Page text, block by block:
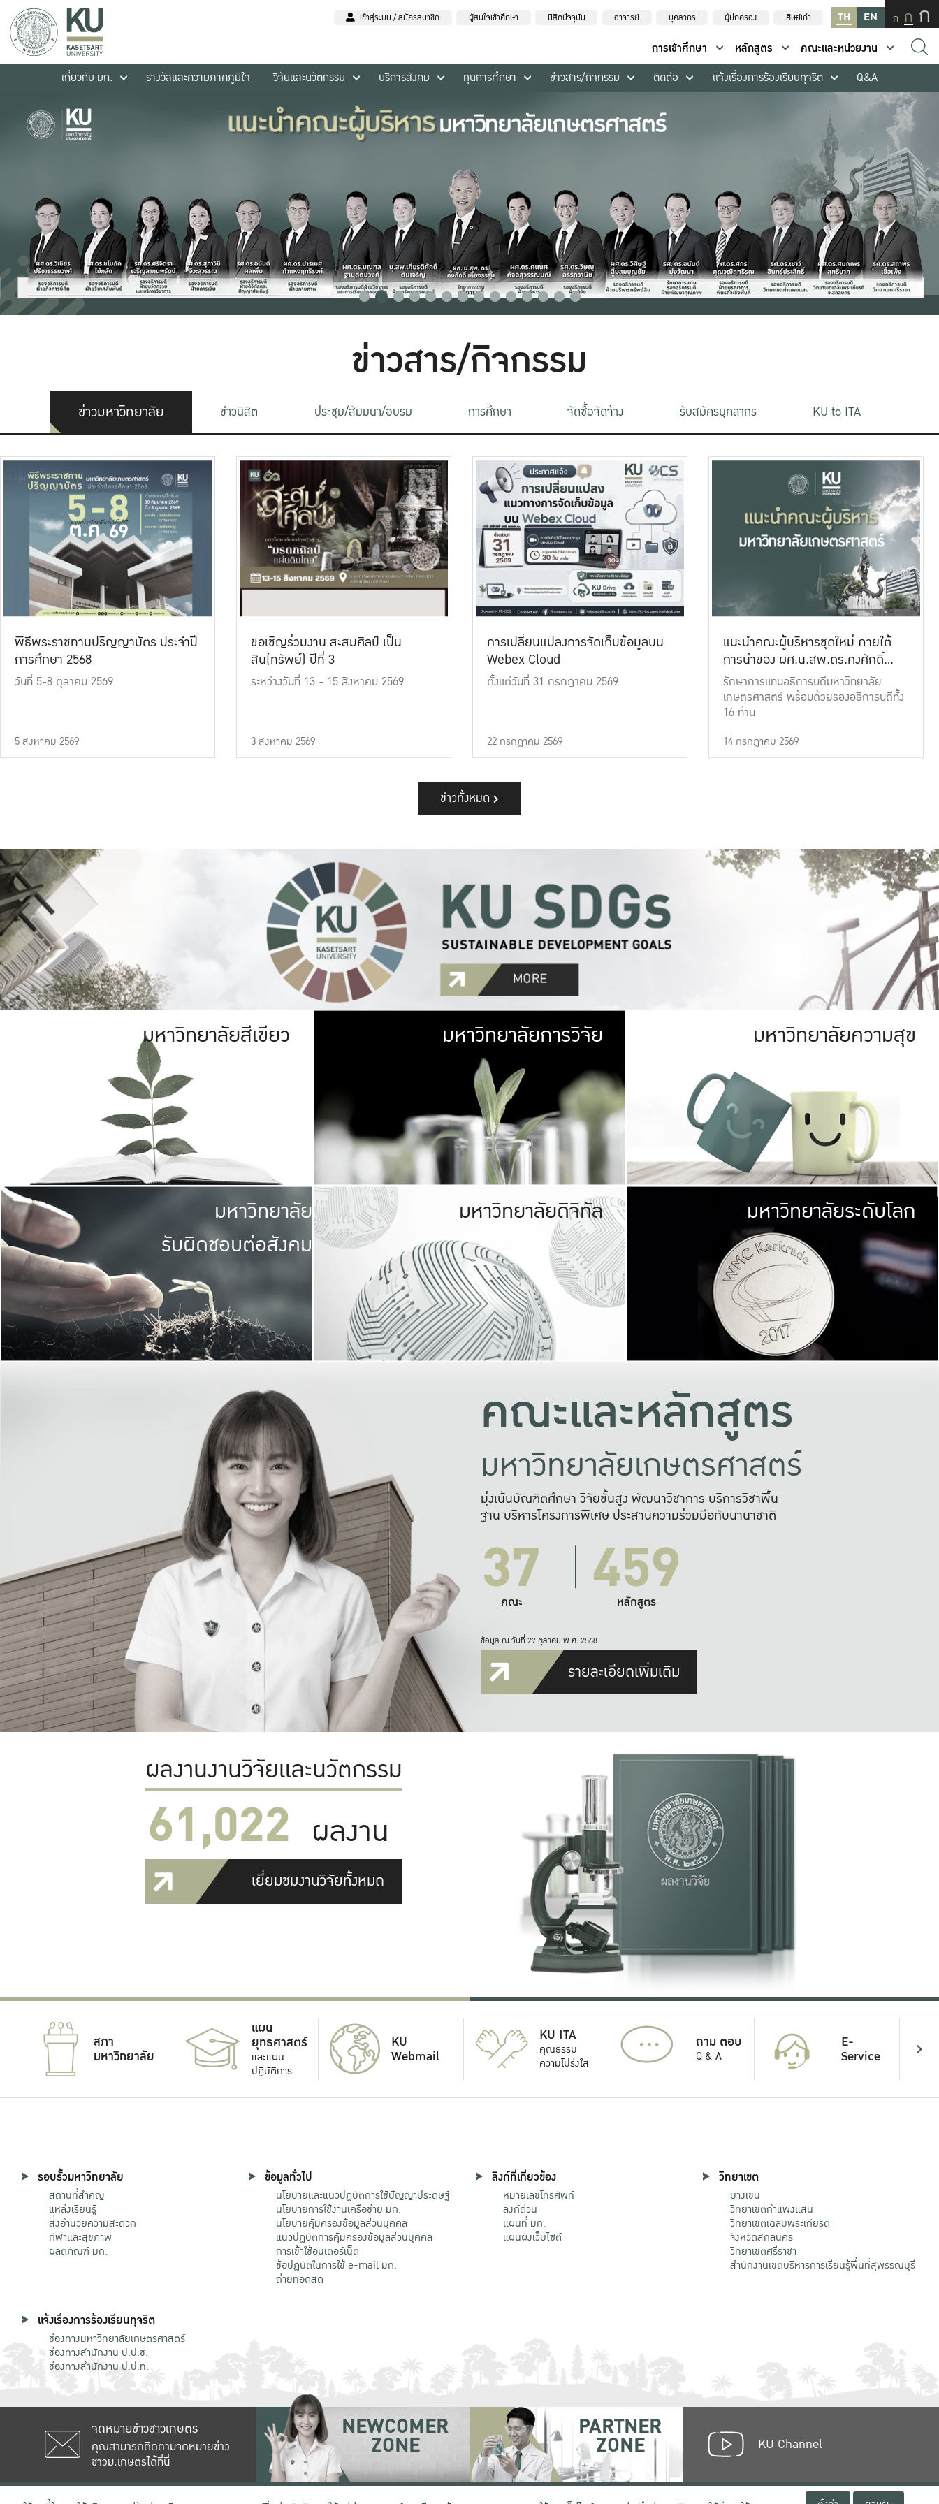
เข้าสู่ระบบ / สมัครสมาชิก ผู้สนใจเข้าศึกษา นิสิตปัจจุบัน อาจารย์ บุคลากร ผู้ปกครอง ศิษย์เก่า TH EN ก ก ก
การเข้าศึกษา หลักสูตร
คณะและหน่วยงาน
เกี่ยวกับ มก.
รางวัลและความภาคภูมิใจ วิจัยและนวัตกรรม บริการสังคม ทุนการศึกษา ข่าวสาร/กิจกรรม ติดต่อ แจ้งเรื่องการร้องเรียนทุจริต Q&A
ข่าวสาร/กิจกรรม
ข่าวมหาวิทยาลัย ข่าวนิสิต ประชุม/สัมมนา/อบรม การศึกษา จัดซื้อจัดจ้าง รับสมัครบุคลากร KU to ITA
พิธีพระราชทานปริญญาบัตร ประจำปี
การศึกษา 2568
วันที่ 5-8 ตุลาคม 2569
5 สิงหาคม 2569
ขอเชิญร่วมงาน สะสมศิลป์ เป็น
สิน(ทรัพย์) ปีที่ 3
ระหว่างวันที่ 13 - 15 สิงหาคม 2569
3 สิงหาคม 2569
การเปลี่ยนแปลงการจัดเก็บข้อมูลบน
Webex Cloud
ตั้งแต่วันที่ 31 กรกฎาคม 2569
22 กรกฎาคม 2569
แนะนำคณะผู้บริหารชุดใหม่ ภายใต้
การนำของ ผศ.น.สพ.ดร.คงศักดิ์
เที่ยงธรรม
รักษาการแทนอธิการบดีมหาวิทยาลัย
เกษตรศาสตร์ พร้อมด้วยรองอธิการบดีทั้ง
16 ท่าน
14 กรกฎาคม 2569
ข่าวทั้งหมด
มหาวิทยาลัยสีเขียว มหาวิทยาลัย
เกษตรศาสตร์ มีพื้นที่เขียวสดใส หนาแน่น
เป็นป่าในเมือง (URBAN FOREST)
เกษตรในเมือง (URBAN AGRICULTURE)
ที่นับรวมกันได้ประมาณ 1,400 ไร่
มหาวิทยาลัยการวิจัย มหาวิทยาลัย
ให้กับประชาชน
มหาวิทยาลัยความสุข
มหาวิทยาลัย
รับผิดชอบต่อสังคม
มหาวิทยาลัยรับผิดชอบต่อสังคม
ร่วมมือกับชุมชน เพื่อความกินดีอยู่ดี
และความสุขอย่างยั่งยืน
มองปัญหาในภาพกว้าง
แก้ไขจากปัญหาจุดเล็กๆ
มหาวิทยาลัยดิจิทัล มหาวิทยา
พร้อมที่จ
และผลักดันในการใช้ระบบส
เพื่อการทำงานแ
มหาวิทยาลัยระดับโลก
คณะและหลักสูตร
มหาวิทยาลัยเกษตรศาสตร์
มุ่งเน้นบัณฑิตศึกษา วิจัยขั้นสูง พัฒนาวิชาการ บริการวิชาพื้น
ฐาน บริหารโครงการพิเศษ ประสานความร่วมมือกับนานาชาติ
37
คณะ 459
หลักสูตร
ข้อมูล ณ วันที่ 27 ตุลาคม พ.ศ. 2568
รายละเอียดเพิ่มเติม
ผลงานงานวิจัยและนวัตกรรม
61,022 ผลงาน
เยี่ยมชมงานวิจัยทั้งหมด
สภา
มหาวิทยาลัย
แผน
ยุทธศาสตร์
และแผน
ปฏิบัติการ
KU
Webmail
KU ITA
คุณธรรม
ความโปร่งใส
... ถาม ตอบ
Q & A
E-
Service
รอบรั้วมหาวิทยาลัย
สถานที่สำคัญ
แหล่งเรียนรู้
สิ่งอำนวยความสะดวก
กีฬาและสุขภาพ
ผลิตภัณฑ์ มก.
ข้อมูลทั่วไป
นโยบายและแนวปฏิบัติการใช้ปัญญาประดิษฐ์
นโยบายการใช้งานเครือข่าย มก.
นโยบายคุ้มครองข้อมูลส่วนบุคคล
แนวปฏิบัติการคุ้มครองข้อมูลส่วนบุคคล
การเข้าใช้อินเตอร์เน็ต
ข้อปฏิบัติในการใช้ e-mail มก.
ถ่ายทอดสด
ลิงก์ที่เกี่ยวข้อง
หมายเลขโทรศัพท์
ลิงก์ด่วน
แผนที่ มก.
แผนผังเว็บไซต์
วิทยาเขต
บางเขน
วิทยาเขตกําแพงแสน
วิทยาเขตเฉลิมพระเกียรติ
จังหวัดสกลนคร
วิทยาเขตศรีราชา
สำนักงานเขตบริหารการเรียนรู้พื้นที่สุพรรณบุรี
แจ้งเรื่องการร้องเรียนทุจริต
ช่องทางมหาวิทยาลัยเกษตรศาสตร์
ช่องทางสำนักงาน ป.ป.ช.
ช่องทางสำนักงาน ป.ป.ท.
จดหมายข่าวชาวเกษตร
คุณสามารถติดตามจดหมายข่าว
ชาวม.เกษตรได้ที่นี่
NEWCOMER
ZONE
PARTNER
ZONE KU Channel